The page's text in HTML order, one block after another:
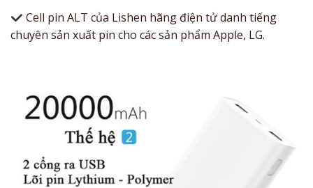
Cell pin ALT của Lishen hãng điện tử danh tiếng
chuyên sản xuất pin cho các sản phẩm Apple, LG.